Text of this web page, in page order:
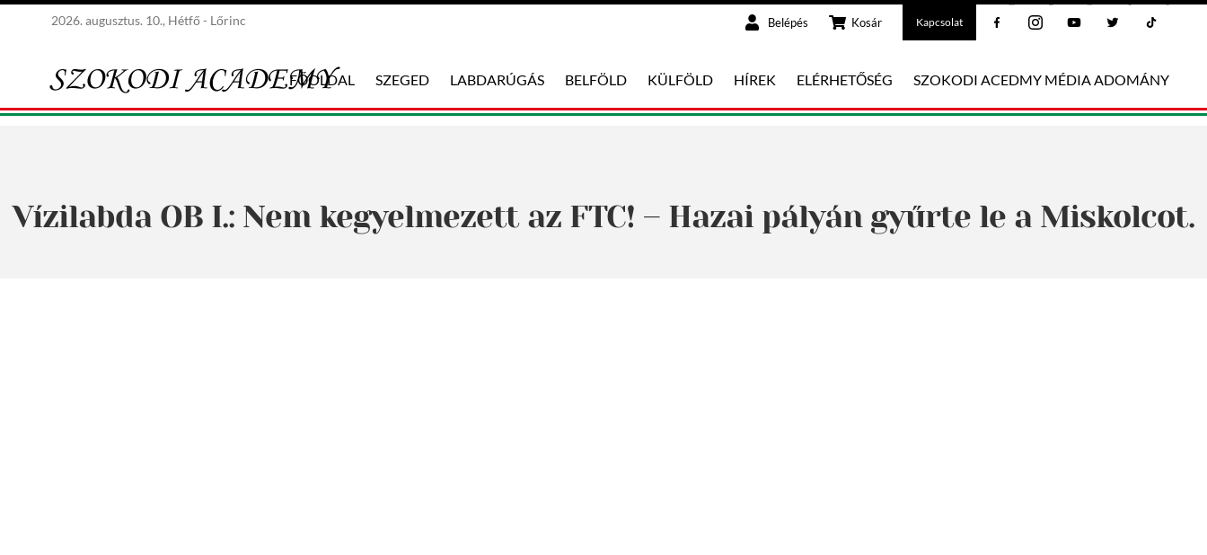
2026. augusztus. 10., Hétfő - Lőrinc Belépés Kosár Kapcsolat
FŐOLDAL SZEGED LABDARÚGÁS BELFÖLD KÜLFÖLD HÍREK ELÉRHETŐSÉG SZOKODI ACEDMY MÉDIA ADOMÁNY
Vízilabda OB I.: Nem kegyelmezett az FTC! – Hazai pályán gyűrte le a Miskolcot.